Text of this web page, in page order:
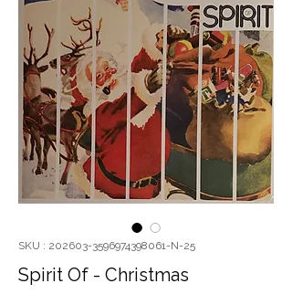
SKU : 202603-3596974398061-N-25
Spirit Of - Christmas